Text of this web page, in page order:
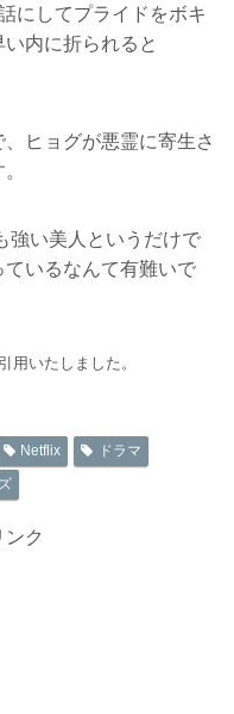
にしてプライドをボキ
内に折られると
ヒョグが悪霊に寄生さ
強い美人というだけで
いるなんて有難いで
用いたしました。
Netflix
ドラマ
ンク